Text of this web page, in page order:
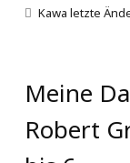
Kawa letzte
Meine
Robert